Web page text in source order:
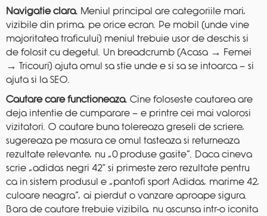
Navigatie clara. Meniul principal are categoriile mari,
vizibile din prima, pe orice ecran. Pe mobil (unde vine
majoritatea traficului) meniul trebuie usor de deschis si
de folosit cu degetul. Un breadcrumb (Acasa → Femei
→ Tricouri) ajuta omul sa stie unde e si sa se intoarca — si
ajuta si la SEO.
Cautare care functioneaza. Cine foloseste cautarea are
deja intentie de cumparare — e printre cei mai valorosi
vizitatori. O cautare buna tolereaza greseli de scriere,
sugereaza pe masura ce omul tasteaza si returneaza
rezultate relevante, nu „0 produse gasite”. Daca cineva
scrie „adidas negri 42″ si primeste zero rezultate pentru
ca in sistem produsul e „pantofi sport Adidas, marime 42,
culoare neagra”, ai pierdut o vanzare aproape sigura.
Bara de cautare trebuie vizibila, nu ascunsa intr-o iconita